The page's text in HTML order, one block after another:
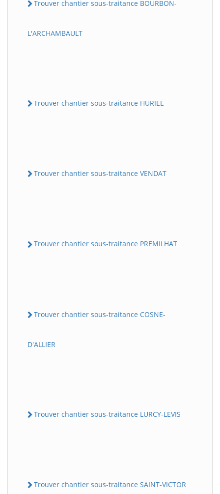
Trouver chantier sous-traitance BOURBON-
L'ARCHAMBAULT
Trouver chantier sous-traitance HURIEL
Trouver chantier sous-traitance VENDAT
Trouver chantier sous-traitance PREMILHAT
Trouver chantier sous-traitance COSNE-
D'ALLIER
Trouver chantier sous-traitance LURCY-LEVIS
Trouver chantier sous-traitance SAINT-VICTOR